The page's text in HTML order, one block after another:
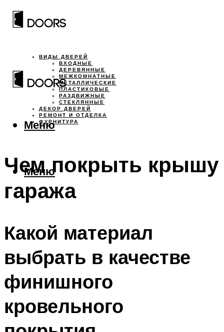
ВИДЫ ДВЕРЕЙ
ВХОДНЫЕ
ДЕРЕВЯННЫЕ
МЕЖКОМНАТНЫЕ
МЕТАЛЛИЧЕСКИЕ
ПЛАСТИКОВЫЕ
РАЗДВИЖНЫЕ
СТЕКЛЯННЫЕ
ДЕКОР ДВЕРЕЙ
РЕМОНТ И ОТДЕЛКА
ФУРНИТУРА
Меню
Меню
Чем покрыть крышу
гаража
Какой материал
выбрать в качестве
финишного
кровельного